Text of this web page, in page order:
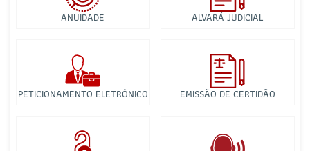
ANUIDADE ALVARÁ JUDICIAL
PETICIONAMENTO ELETRÔNICO EMISSÃO DE CERTIDÃO